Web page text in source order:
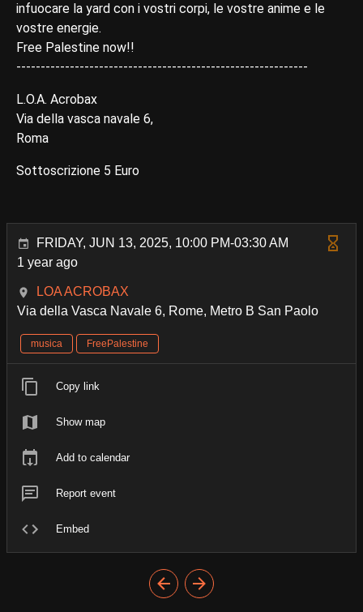
infuocare la yard con i vostri corpi, le vostre anime e le
vostre energie.
Free Palestine now!!
------------------------------------------------------------
L.O.A. Acrobax
Via della vasca navale 6,
Roma
Sottoscrizione 5 Euro
FRIDAY, JUN 13, 2025, 10:00 PM-03:30 AM
1 year ago
LOA ACROBAX
Via della Vasca Navale 6, Rome, Metro B San Paolo
musica FreePalestine
Copy link
Show map
Add to calendar
Report event
Embed